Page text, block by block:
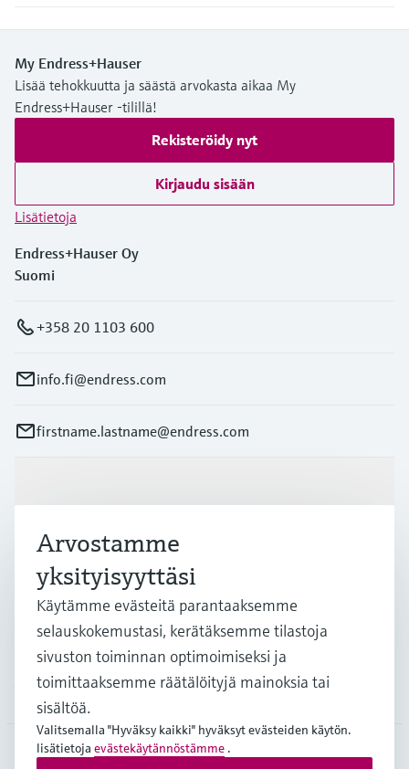
My Endress+Hauser
Lisää tehokkuutta ja säästä arvokasta aikaa My
Endress+Hauser -tilillä!
Rekisteröidy nyt
Kirjaudu sisään
Lisätietoja
Endress+Hauser Oy
Suomi
+358 20 1103 600
info.fi@endress.com
firstname.lastname@endress.com
Teollisuudenalat
Asiakastuki
Yritys
Arvostamme
yksityisyyttäsi
Käytämme evästeitä parantaaksemme
selauskokemustasi, kerätäksemme tilastoja
sivuston toiminnan optimoimiseksi ja
toimittaaksemme räätälöityjä mainoksia tai
sisältöä.
Valitsemalla "Hyväksy kaikki" hyväksyt evästeiden käytön.
lisätietoja evästekäytännöstämme .